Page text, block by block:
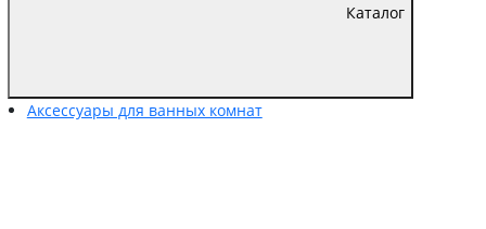
Каталог
Аксессуары для ванных комнат